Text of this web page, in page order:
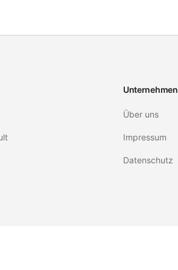
Unternehmen
Über uns
Impressum
Datenschutz